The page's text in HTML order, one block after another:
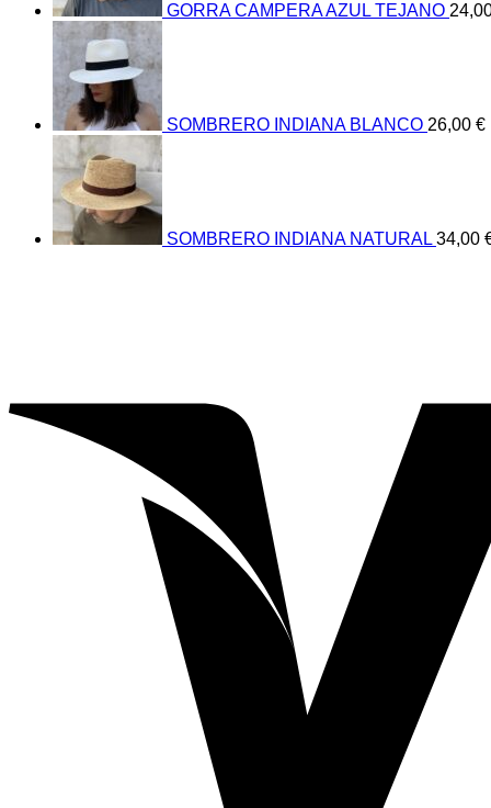
GORRA CAMPERA AZUL TEJANO
SOMBRERO INDIANA BLANCO 26,00 €
SOMBRERO INDIANA NATURAL 34,00